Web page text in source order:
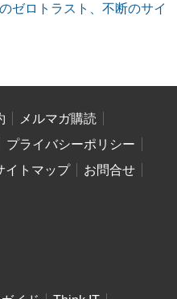
ゼロトラスト、不断のサイ
メルマガ購読
プライバシーポリシー
イトマップ
お問合せ